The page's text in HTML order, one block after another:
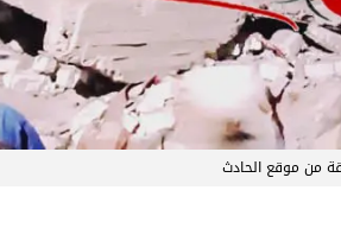
من موقع الحادث